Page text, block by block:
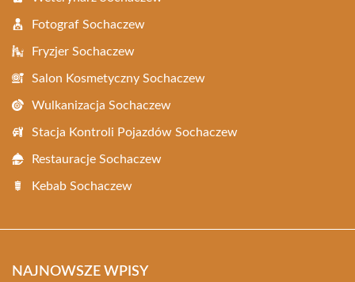
Fotograf Sochaczew
Fryzjer Sochaczew
Salon Kosmetyczny Sochaczew
Wulkanizacja Sochaczew
Stacja Kontroli Pojazdów Sochaczew
Restauracje Sochaczew
Kebab Sochaczew
NAJNOWSZE WPISY